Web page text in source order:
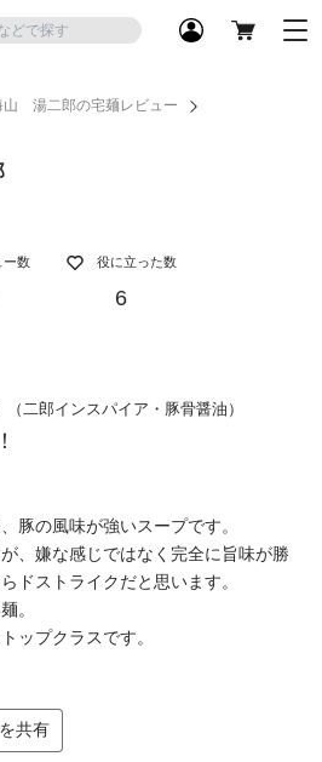
山 湯二郎の宅麺レビュー
ー数 役に立った数
6
二郎インスパイア・豚骨醤油）
豚の風味が強いスープです。
、嫌な感じではなく完全に旨味が勝
ドストライクだと思います。
。
ップクラスです。
共有